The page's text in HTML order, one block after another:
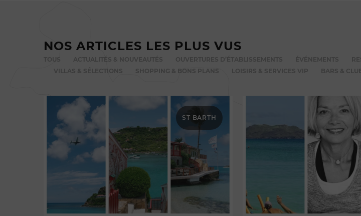
NOS ARTICLES LES PLUS VUS
TOUS ACTUALITÉS & NOUVEAUTÉS
VILLAS & SÉLECTIONS
SHOPPING & BONS PLANS
ST BARTH